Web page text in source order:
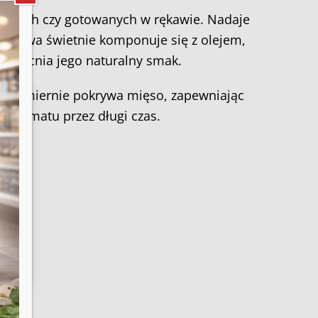
czy gotowanych w rękawie. Nadaje
świetnie komponuje się z olejem,
jego naturalny smak.
pokrywa mięso, zapewniając
przez długi czas.